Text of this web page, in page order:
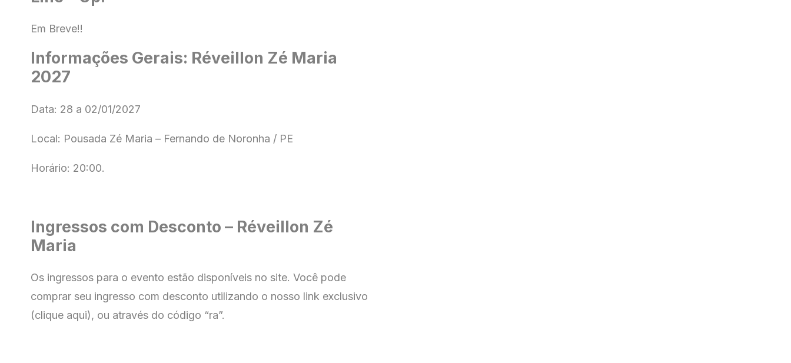
Em Breve!!
Informações Gerais: Réveillon Zé Maria
2027
Data: 28 a 02/01/2027
Local: Pousada Zé Maria – Fernando de Noronha / PE
Horário: 20:00.
Ingressos com Desconto – Réveillon Zé
Maria
Os ingressos para o evento estão disponíveis no site. Você pode
comprar seu ingresso com desconto utilizando o nosso link exclusivo
(clique aqui), ou através do código “ra”.